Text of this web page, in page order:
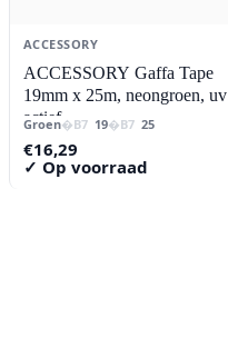
ACCESSORY
ACCESSORY Gaffa Tape
19mm x 25m, neongroen, uv
actief
Groen 19 25
€16,29
✓ Op voorraad